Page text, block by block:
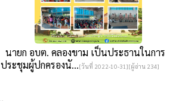
นายก อบต. คลองขาม เป็นประธานในการ
ประชุมผู้ปกครองนั...[วันที่ 2022-10-31][ผู้อ่าน 234]